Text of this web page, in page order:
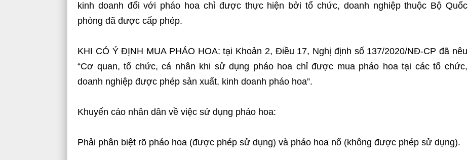
kinh doanh đối với pháo hoa chỉ được thực hiện bởi tổ chức, doanh nghiệp thuộc Bộ Quốc
phòng đã được cấp phép.
KHI CÓ Ý ĐỊNH MUA PHÁO HOA: tại Khoản 2, Điều 17, Nghị định số 137/2020/NĐ-CP đã nêu
“Cơ quan, tổ chức, cá nhân khi sử dụng pháo hoa chỉ được mua pháo hoa tại các tổ chức,
doanh nghiệp được phép sản xuất, kinh doanh pháo hoa”.
Khuyến cáo nhân dân về việc sử dụng pháo hoa:
Phải phân biệt rõ pháo hoa (được phép sử dụng) và pháo hoa nổ (không được phép sử dụng).